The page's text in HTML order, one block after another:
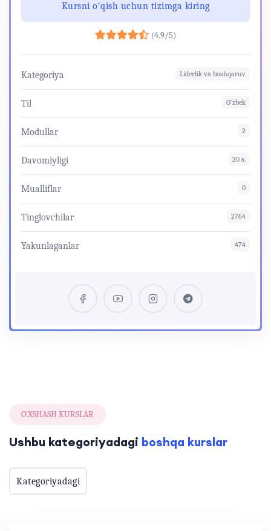
Kursni o‘qish uchun tizimga kiring
(4.9/5)
Kategoriya Liderlik va boshqaruv
Til O‘zbek
Modullar 2
Davomiyligi 20 s.
Mualliflar 0
Tinglovchilar 2764
Yakunlaganlar 474
O‘XSHASH KURSLAR
Ushbu kategoriyadagi boshqa kurslar
Kategoriyadagi